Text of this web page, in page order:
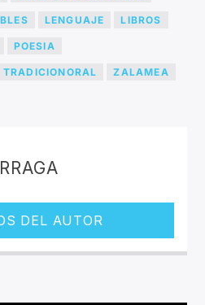
LENGUAJE LIBROS
POESIA
TRADICIONORAL ZALAMEA
DEL AUTOR